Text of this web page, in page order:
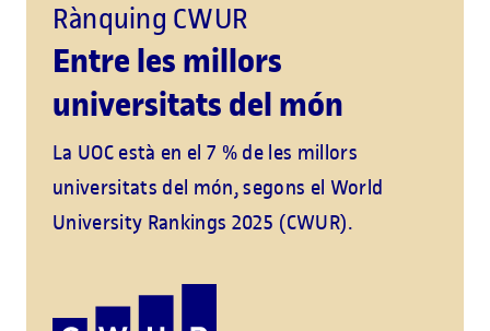
Rànquing CWUR
Entre les millors
universitats del món
La UOC està en el 7 % de les millors
universitats del món, segons el World
University Rankings 2025 (CWUR).